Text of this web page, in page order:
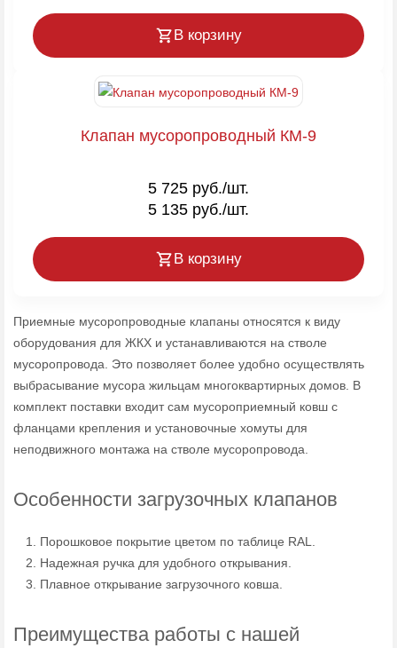
В корзину
Клапан мусоропроводный КМ-9
5 725 руб./шт.
5 135 руб./шт.
В корзину
Приемные мусоропроводные клапаны относятся к виду
оборудования для ЖКХ и устанавливаются на стволе
мусоропровода. Это позволяет более удобно осуществлять
выбрасывание мусора жильцам многоквартирных домов. В
комплект поставки входит сам мусороприемный ковш с
фланцами крепления и установочные хомуты для
неподвижного монтажа на стволе мусоропровода.
Особенности загрузочных клапанов
Порошковое покрытие цветом по таблице RAL.
Надежная ручка для удобного открывания.
Плавное открывание загрузочного ковша.
Преимущества работы с нашей